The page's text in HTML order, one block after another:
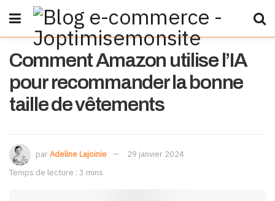
Comment Amazon utilise l’IA
pour recommander la bonne
taille de vêtements
parAdeline Lajoinie
29 janvier 2024
Temps de lecture : 3 mins